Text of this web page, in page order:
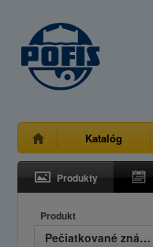
Katalóg
Produkty
Produkt
Pečiatkované známky